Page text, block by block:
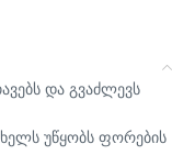
და გვაძლევს
უწყობს ფორების